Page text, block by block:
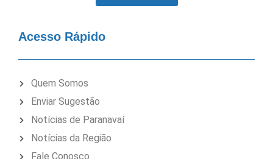
Acesso Rápido
Quem Somos
Enviar Sugestão
Notícias de Paranavaí
Notícias da Região
Fale Conosco